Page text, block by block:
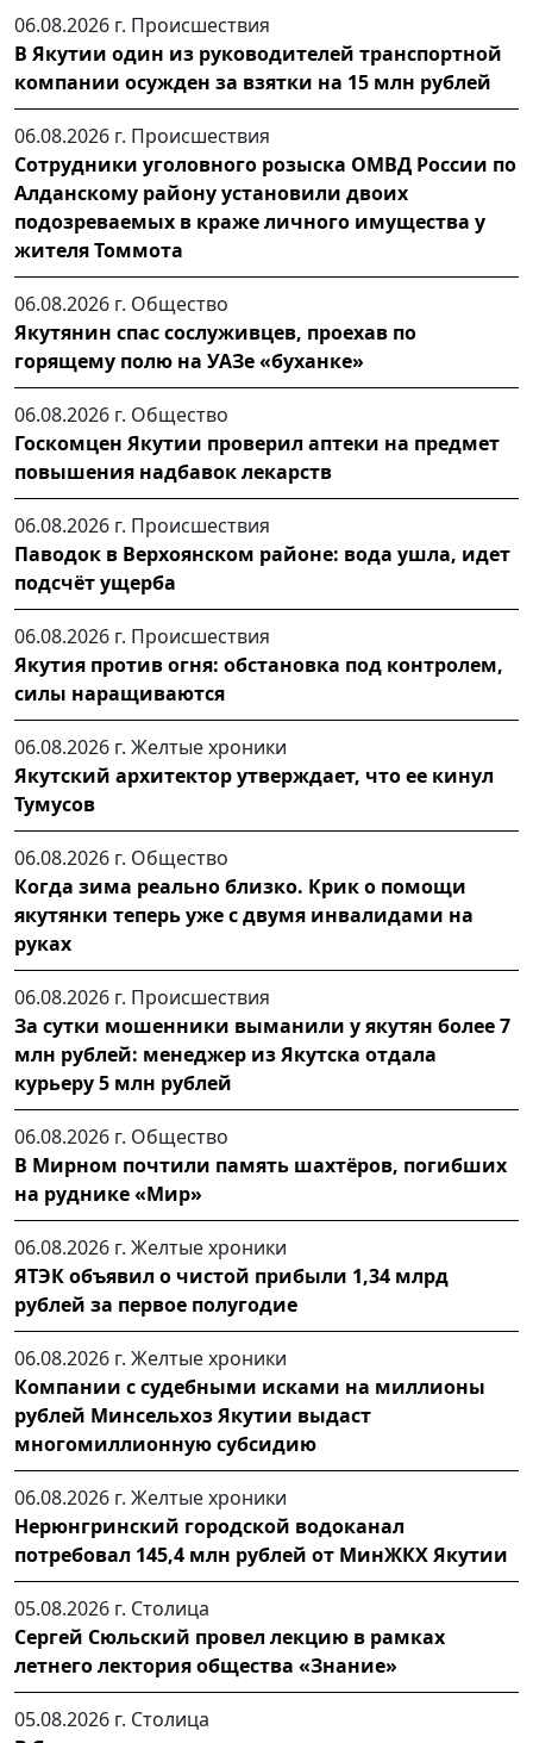
06.08.2026 г. Происшествия
В Якутии один из руководителей транспортной
компании осужден за взятки на 15 млн рублей
06.08.2026 г. Происшествия
Сотрудники уголовного розыска ОМВД России по
Алданскому району установили двоих
подозреваемых в краже личного имущества у
жителя Томмота
06.08.2026 г. Общество
Якутянин спас сослуживцев, проехав по
горящему полю на УАЗе «буханке»
06.08.2026 г. Общество
Госкомцен Якутии проверил аптеки на предмет
повышения надбавок лекарств
06.08.2026 г. Происшествия
Паводок в Верхоянском районе: вода ушла, идет
подсчёт ущерба
06.08.2026 г. Происшествия
Якутия против огня: обстановка под контролем,
силы наращиваются
06.08.2026 г. Желтые хроники
Якутский архитектор утверждает, что ее кинул
Тумусов
06.08.2026 г. Общество
Когда зима реально близко. Крик о помощи
якутянки теперь уже с двумя инвалидами на
руках
06.08.2026 г. Происшествия
За сутки мошенники выманили у якутян более 7
млн рублей: менеджер из Якутска отдала
курьеру 5 млн рублей
06.08.2026 г. Общество
В Мирном почтили память шахтёров, погибших
на руднике «Мир»
06.08.2026 г. Желтые хроники
ЯТЭК объявил о чистой прибыли 1,34 млрд
рублей за первое полугодие
06.08.2026 г. Желтые хроники
Компании с судебными исками на миллионы
рублей Минсельхоз Якутии выдаст
многомиллионную субсидию
06.08.2026 г. Желтые хроники
Нерюнгринский городской водоканал
потребовал 145,4 млн рублей от МинЖКХ Якутии
05.08.2026 г. Столица
Сергей Сюльский провел лекцию в рамках
летнего лектория общества «Знание»
05.08.2026 г. Столица